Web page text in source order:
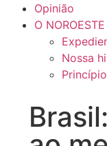
Opinião
O NOROESTE
Nossa